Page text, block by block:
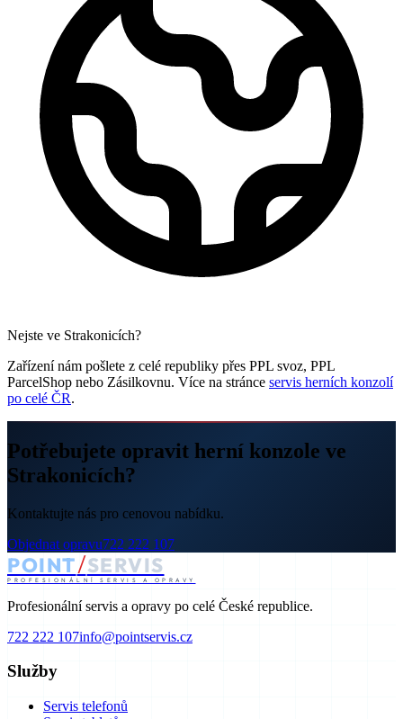
Nejste ve Strakonicích?
Zařízení nám pošlete z celé republiky přes PPL svoz, PPL
ParcelShop nebo Zásilkovnu. Více na stránce servis herních konzolí
po celé ČR.
Potřebujete opravit herní konzole ve
Strakonicích?
Kontaktujte nás pro cenovou nabídku.
Objednat opravu722 222 107
POINT/SERVIS
PROFESIONÁLNÍ SERVIS A OPRAVY
Profesionální servis a opravy po celé České republice.
722 222 107info@pointservis.cz
Služby
Servis telefonů